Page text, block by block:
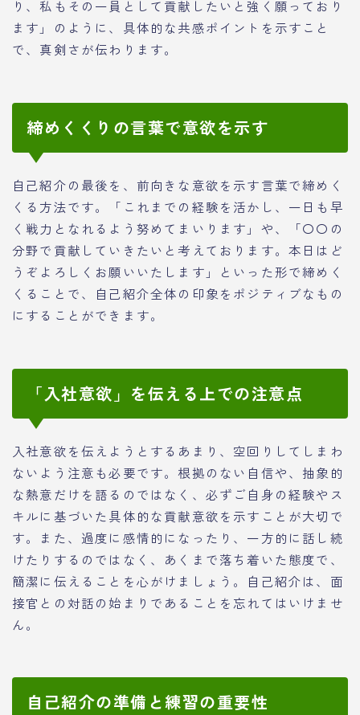
り、私もその一員として貢献したいと強く願っており
ます」のように、具体的な共感ポイントを示すこと
で、真剣さが伝わります。
締めくくりの言葉で意欲を示す
自己紹介の最後を、前向きな意欲を示す言葉で締めく
くる方法です。「これまでの経験を活かし、一日も早
く戦力となれるよう努めてまいります」や、「〇〇の
分野で貢献していきたいと考えております。本日はど
うぞよろしくお願いいたします」といった形で締めく
くることで、自己紹介全体の印象をポジティブなもの
にすることができます。
「入社意欲」を伝える上での注意点
入社意欲を伝えようとするあまり、空回りしてしまわ
ないよう注意も必要です。根拠のない自信や、抽象的
な熱意だけを語るのではなく、必ずご自身の経験やス
キルに基づいた具体的な貢献意欲を示すことが大切で
す。また、過度に感情的になったり、一方的に話し続
けたりするのではなく、あくまで落ち着いた態度で、
簡潔に伝えることを心がけましょう。自己紹介は、面
接官との対話の始まりであることを忘れてはいけませ
ん。
自己紹介の準備と練習の重要性